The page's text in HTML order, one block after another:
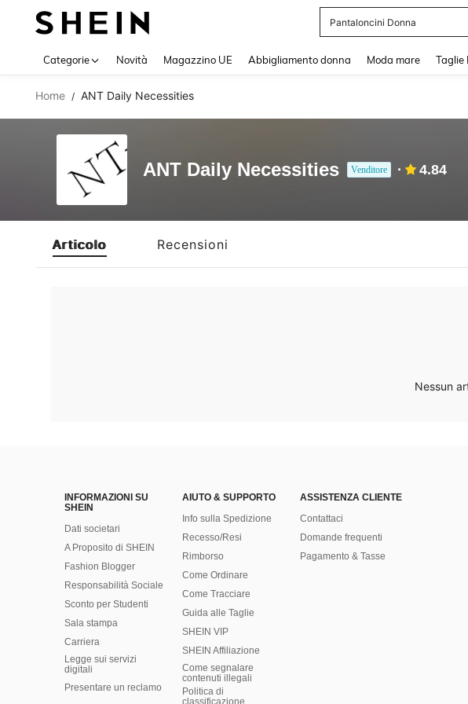
Pantaloncini Donna
Categorie Novità Magazzino UE Abbigliamento donna Moda mare Taglie
Home / ANT Daily Necessities
ANT Daily Necessities Venditore 4.84
Articolo Recensioni
Nessun
INFORMAZIONI SU
SHEIN
Dati societari
A Proposito di SHEIN
Fashion Blogger
Responsabilità Sociale
Sconto per Studenti
Sala stampa
Carriera
Legge sui servizi
digitali
Presentare un reclamo
AIUTO & SUPPORTO
Info sulla Spedizione
Recesso/Resi
Rimborso
Come Ordinare
Come Tracciare
Guida alle Taglie
SHEIN VIP
SHEIN Affiliazione
Come segnalare
contenuti illegali
Politica di
classificazione
ASSISTENZA CLIENTE
Contattaci
Domande frequenti
Pagamento & Tasse